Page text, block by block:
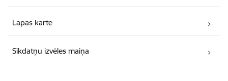
Lapas karte
Sīkdatņu izvēles maiņa